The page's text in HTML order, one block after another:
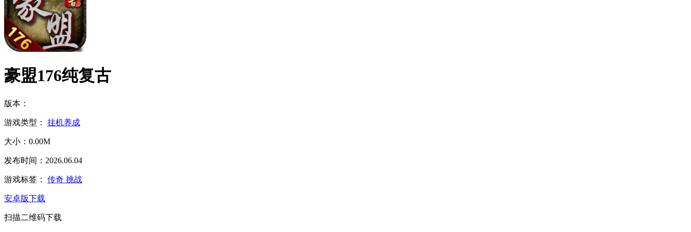
豪盟176纯复古
版本：
游戏类型： 挂机养成
大小：0.00M
发布时间：2026.06.04
游戏标签： 传奇 挑战
安卓版下载
扫描二维码下载